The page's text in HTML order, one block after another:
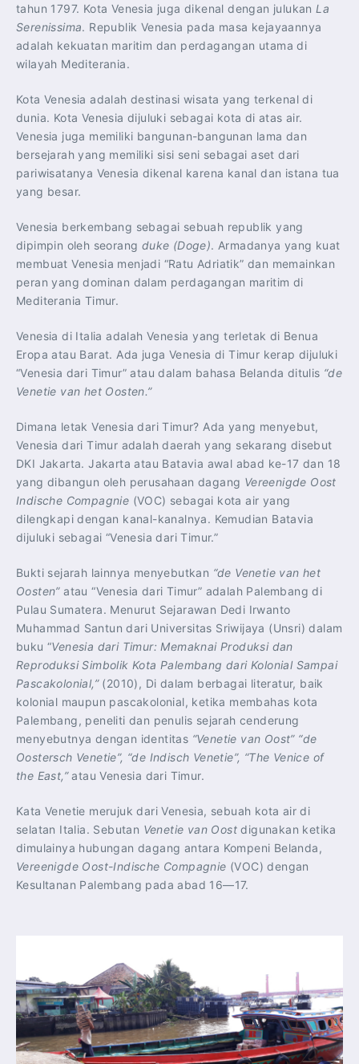
tahun 1797. Kota Venesia juga dikenal dengan julukan La
Serenissima. Republik Venesia pada masa kejayaannya
adalah kekuatan maritim dan perdagangan utama di
wilayah Mediterania.
Kota Venesia adalah destinasi wisata yang terkenal di
dunia. Kota Venesia dijuluki sebagai kota di atas air.
Venesia juga memiliki bangunan-bangunan lama dan
bersejarah yang memiliki sisi seni sebagai aset dari
pariwisatanya Venesia dikenal karena kanal dan istana tua
yang besar.
Venesia berkembang sebagai sebuah republik yang
dipimpin oleh seorang duke (Doge). Armadanya yang kuat
membuat Venesia menjadi “Ratu Adriatik” dan memainkan
peran yang dominan dalam perdagangan maritim di
Mediterania Timur.
Venesia di Italia adalah Venesia yang terletak di Benua
Eropa atau Barat. Ada juga Venesia di Timur kerap dijuluki
“Venesia dari Timur” atau dalam bahasa Belanda ditulis “de
Venetie van het Oosten.”
Dimana letak Venesia dari Timur? Ada yang menyebut,
Venesia dari Timur adalah daerah yang sekarang disebut
DKI Jakarta. Jakarta atau Batavia awal abad ke-17 dan 18
yang dibangun oleh perusahaan dagang Vereenigde Oost
Indische Compagnie (VOC) sebagai kota air yang
dilengkapi dengan kanal-kanalnya. Kemudian Batavia
dijuluki sebagai “Venesia dari Timur.”
Bukti sejarah lainnya menyebutkan “de Venetie van het
Oosten”atau “Venesia dari Timur” adalah Palembang di
Pulau Sumatera. Menurut Sejarawan Dedi Irwanto
Muhammad Santun dari Universitas Sriwijaya (Unsri) dalam
buku “Venesia dari Timur: Memaknai Produksi dan
Reproduksi Simbolik Kota Palembang dari Kolonial Sampai
Pascakolonial,”(2010), Di dalam berbagai literatur, baik
kolonial maupun pascakolonial, ketika membahas kota
Palembang, peneliti dan penulis sejarah cenderung
menyebutnya dengan identitas “Venetie van Oost” “de
Oostersch Venetie”, “de Indisch Venetie”, “The Venice of
the East,”atau Venesia dari Timur.
Kata Venetie merujuk dari Venesia, sebuah kota air di
selatan Italia. Sebutan Venetie van Oost digunakan ketika
dimulainya hubungan dagang antara Kompeni Belanda,
Vereenigde Oost-Indische Compagnie (VOC) dengan
Kesultanan Palembang pada abad 16—17.